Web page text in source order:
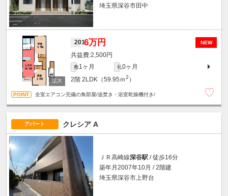
埼玉県深谷市田中
NEW
2016万円
2,500円
敷1ヶ月 礼0ヶ月
2階 2LDK（59.95ｍ2 ）
全室エアコン完備の角部屋/追焚き・浴室乾燥機付き/
アパート クレシア A
ＪＲ高崎線深谷駅 / 徒歩16分
築年月2007年10月 / 2階建
埼玉県深谷市上野台